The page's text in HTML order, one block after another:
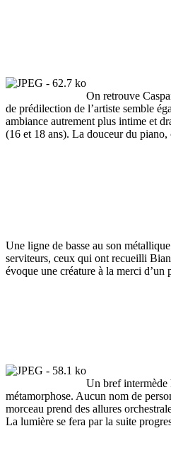
On retrouve
de prédilection de l’artiste semble
ambiance autrement plus intime et
(16 et 18 ans). La douceur du piano,
Une ligne de basse au son
serviteurs, ceux qui ont recueilli
évoque une créature à la merci d’un
Un bref intermède
métamorphose. Aucun nom de
morceau prend des allures
La lumière se fera par la suite